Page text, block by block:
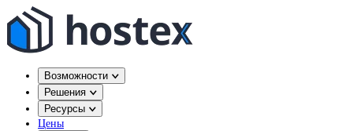
Возможности
Решения
Ресурсы
Цены